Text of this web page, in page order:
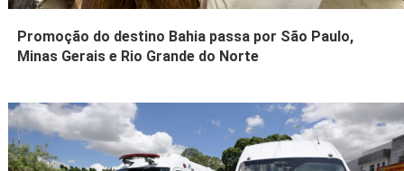
Promoção do destino Bahia passa por São Paulo,
Minas Gerais e Rio Grande do Norte